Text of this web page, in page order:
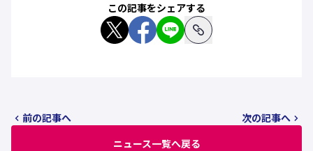
この記事をシェアする
前の記事へ
ニュース一覧へ戻る
次の記事へ